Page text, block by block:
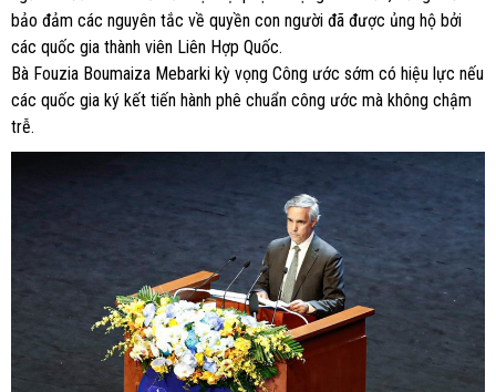
bảo đảm các nguyên tắc về quyền con người đã được ủng hộ bởi
các quốc gia thành viên Liên Hợp Quốc.
Bà Fouzia Boumaiza Mebarki kỳ vọng Công ước sớm có hiệu lực nếu
các quốc gia ký kết tiến hành phê chuẩn công ước mà không chậm
trễ.